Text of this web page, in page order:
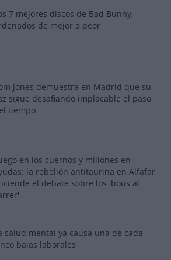
7 mejores discos de Bad Bunny,
de mejor a peor
Jones demuestra en Madrid que su
sigue desafiando implacable el paso
tiempo
en los cuernos y millones en
la rebelión antitaurina en Alfafar
el debate sobre los 'bous al
salud mental ya causa una de cada
bajas laborales